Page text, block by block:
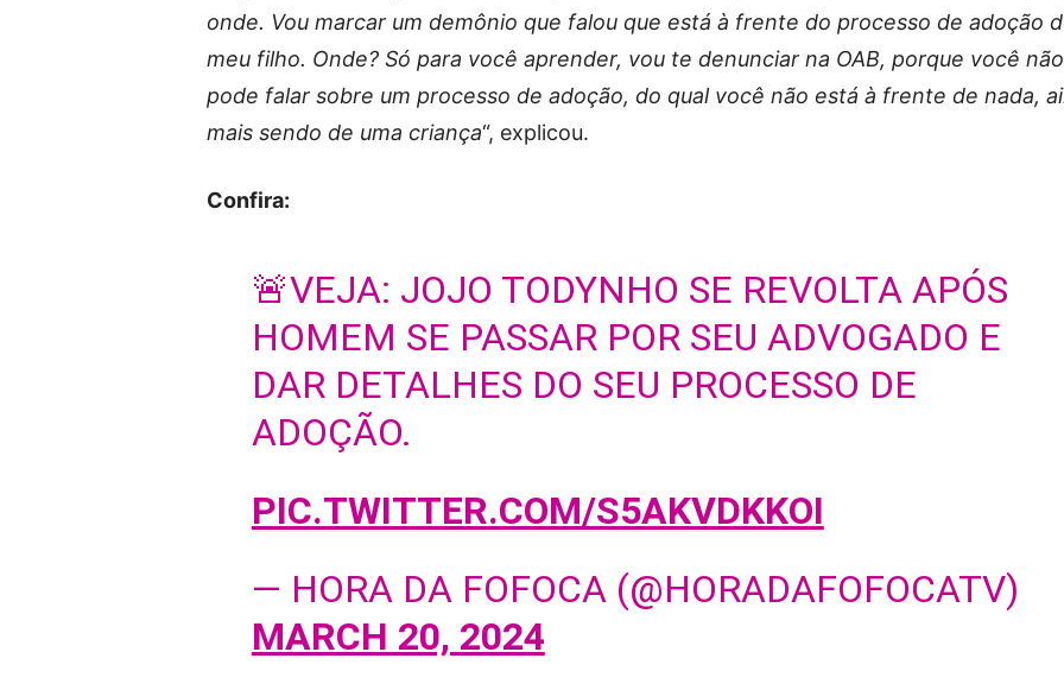
onde. Vou marcar um demônio que falou que está à frente do processo de adoção
meu filho. Onde? Só para você aprender, vou te denunciar na OAB, porque você não
pode falar sobre um processo de adoção, do qual você não está à frente de nada,
mais sendo de uma criança“, explicou.
Confira:
🚨VEJA: JOJO TODYNHO SE REVOLTA APÓS
HOMEM SE PASSAR POR SEU ADVOGADO E
DAR DETALHES DO SEU PROCESSO DE
ADOÇÃO.
PIC.TWITTER.COM/S5AKVDKKOI
— HORA DA FOFOCA (@HORADAFOFOCATV)
MARCH 20, 2024